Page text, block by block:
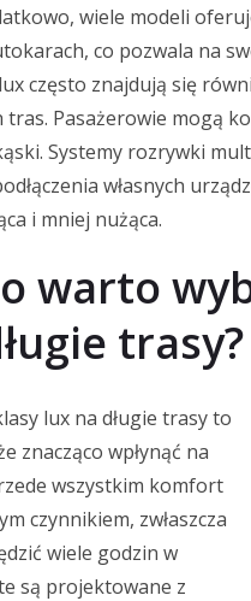
wiele modeli
co pozwala na
często znajdują się
tras. Pasażerowie mogą
Systemy rozrywki
własnych
i mniej nużąca.
warto
trasy?
lux na długie trasy to
znacząco wpłynąć na
wszystkim komfort
czynnikiem, zwłaszcza
wiele godzin w
są projektowane z